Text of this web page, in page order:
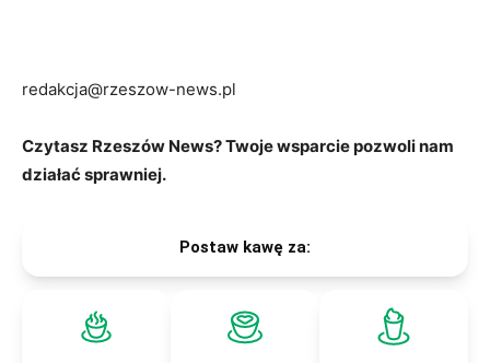
redakcja@rzeszow-news.pl
Czytasz Rzeszów News? Twoje wsparcie pozwoli nam
działać sprawniej.
Postaw kawę za: